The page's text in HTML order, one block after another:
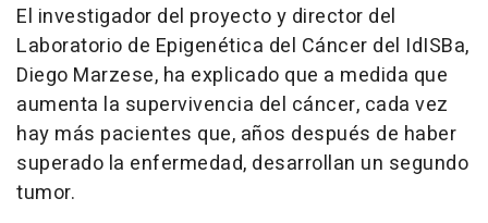
El investigador del proyecto y director del
Laboratorio de Epigenética del Cáncer del IdISBa,
Diego Marzese, ha explicado que a medida que
aumenta la supervivencia del cáncer, cada vez
hay más pacientes que, años después de haber
superado la enfermedad, desarrollan un segundo
tumor.